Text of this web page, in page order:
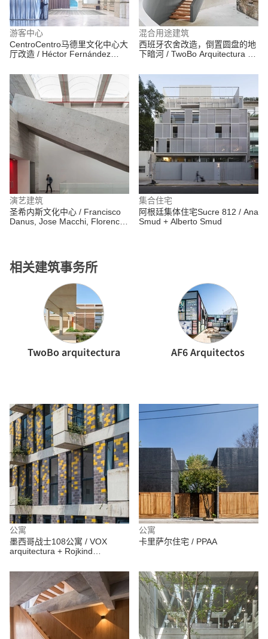
游客中心
CentroCentro马德里文化中心大
厅改造 / Héctor Fernández
混合用途建筑
西班牙农舍改造，倒置圆盘的地
下暗河 / TwoBo Arquitectura +
演艺建筑
圣希内斯文化中心 / Francisco
Danus, Jose Macchi, Florencia
相关建筑事务所
TwoBo arquitectura AF6 Arquitectos
集合住宅
阿根廷集体住宅Sucre 812 / Ana
Smud + Alberto Smud
公寓
墨西哥战士108公寓 / VOX
arquitectura + Rojkind
公寓
卡里萨尔住宅 / PPAA